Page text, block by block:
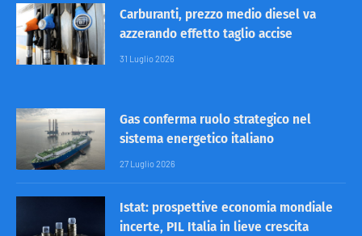
Carburanti, prezzo medio diesel va
azzerando effetto taglio accise
31 Luglio 2026
Gas conferma ruolo strategico nel
sistema energetico italiano
27 Luglio 2026
Istat: prospettive economia mondiale
incerte, PIL Italia in lieve crescita